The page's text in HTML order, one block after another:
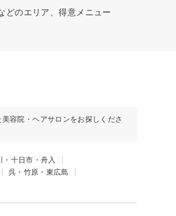
どのエリア、得意メニュー
容院・ヘアサロンをお探しくださ
・十日市・舟入
呉・竹原・東広島